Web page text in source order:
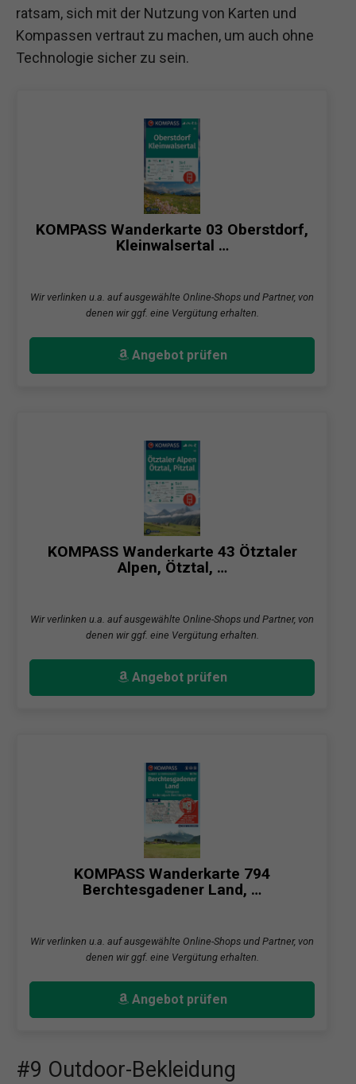
ratsam, sich mit der Nutzung von Karten und
Kompassen vertraut zu machen, um auch ohne
Technologie sicher zu sein.
KOMPASS Wanderkarte 03 Oberstdorf,
Kleinwalsertal …
Wir verlinken u.a. auf ausgewählte Online-Shops und Partner, von
denen wir ggf. eine Vergütung erhalten.
Angebot prüfen
KOMPASS Wanderkarte 43 Ötztaler
Alpen, Ötztal, …
Wir verlinken u.a. auf ausgewählte Online-Shops und Partner, von
denen wir ggf. eine Vergütung erhalten.
Angebot prüfen
KOMPASS Wanderkarte 794
Berchtesgadener Land, …
Wir verlinken u.a. auf ausgewählte Online-Shops und Partner, von
denen wir ggf. eine Vergütung erhalten.
Angebot prüfen
#9 Outdoor-Bekleidung